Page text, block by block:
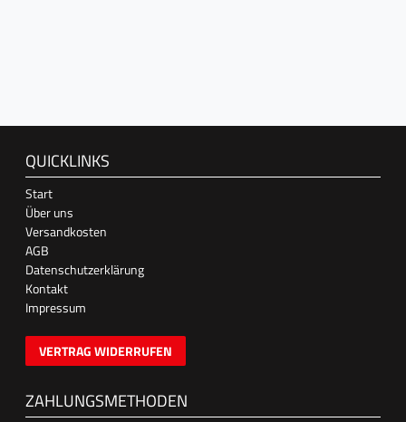
QUICKLINKS
Start
Über uns
Versandkosten
AGB
Datenschutzerklärung
Kontakt
Impressum
VERTRAG WIDERRUFEN
ZAHLUNGSMETHODEN